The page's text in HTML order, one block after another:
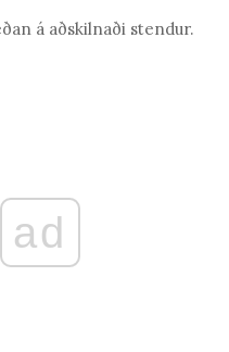
á aðskilnaði stendur.
ad